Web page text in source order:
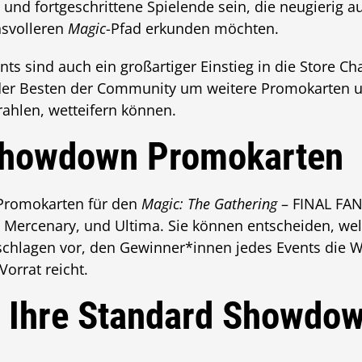
fortgeschrittene Spielende sein, die neugierig
Magic-Pfad erkunden möchten.
sind auch ein großartiger Einstieg in die Store
Besten der Community um weitere Promokarten
wetteifern können.
Promokarten
für den Magic: The Gathering– FINAL
und Ultima. Sie können entscheiden,
vor, den Gewinner*innen jedes Events die
reicht.
Standard